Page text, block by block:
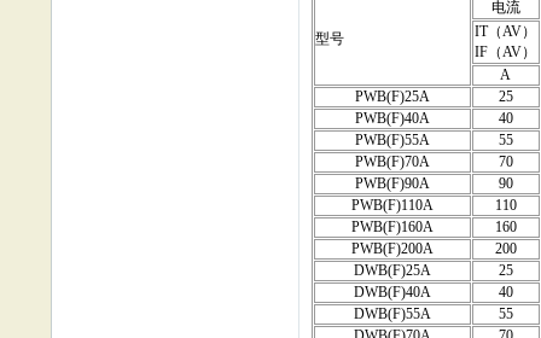
型号
电流
IT（AV）
IF（AV）
A
PWB(F)25A
25
PWB(F)40A
40
PWB(F)55A
55
PWB(F)70A
70
PWB(F)90A
90
PWB(F)110A
110
PWB(F)160A
160
PWB(F)200A
200
DWB(F)25A
25
DWB(F)40A
40
DWB(F)55A
55